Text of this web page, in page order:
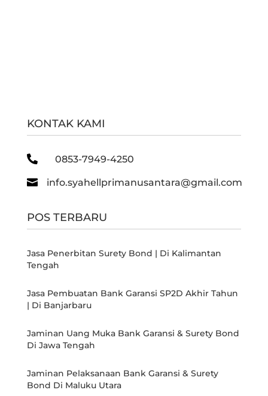
KONTAK KAMI
 0853-7949-4250
 info.syahellprimanusantara@gmail.com
POS TERBARU
Jasa Penerbitan Surety Bond | Di Kalimantan
Tengah
Jasa Pembuatan Bank Garansi SP2D Akhir Tahun
| Di Banjarbaru
Jaminan Uang Muka Bank Garansi & Surety Bond
Di Jawa Tengah
Jaminan Pelaksanaan Bank Garansi & Surety
Bond Di Maluku Utara